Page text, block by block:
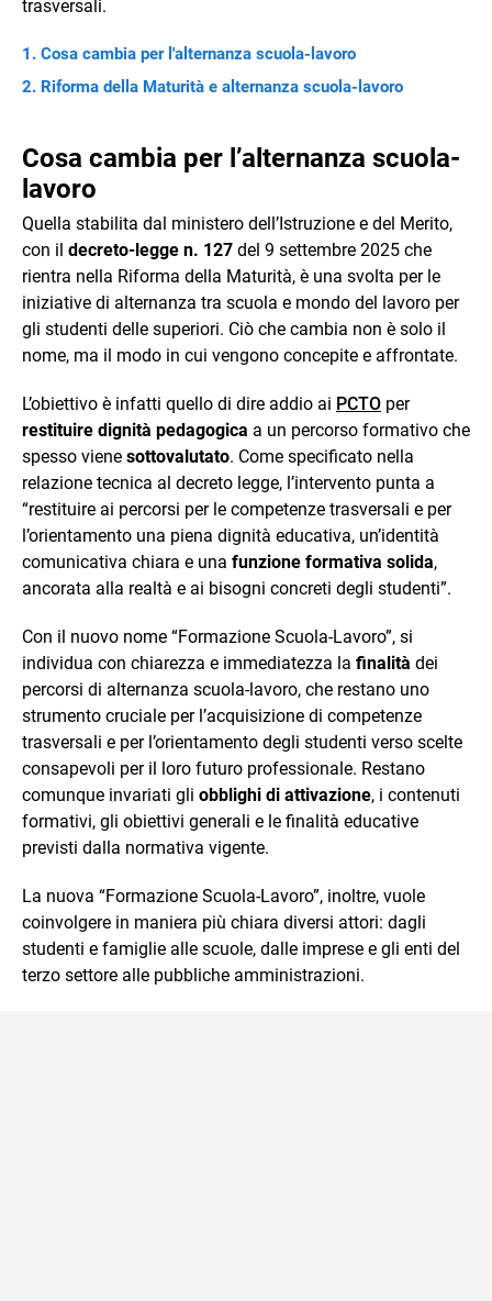
trasversali.
Cosa cambia per l'alternanza scuola-lavoro
Riforma della Maturità e alternanza scuola-lavoro
Cosa cambia per l’alternanza scuola-
lavoro
Quella stabilita dal ministero dell’Istruzione e del Merito,
con il decreto-legge n. 127 del 9 settembre 2025 che
rientra nella Riforma della Maturità, è una svolta per le
iniziative di alternanza tra scuola e mondo del lavoro per
gli studenti delle superiori. Ciò che cambia non è solo il
nome, ma il modo in cui vengono concepite e affrontate.
L’obiettivo è infatti quello di dire addio ai PCTO per
restituire dignità pedagogica a un percorso formativo che
spesso viene sottovalutato. Come specificato nella
relazione tecnica al decreto legge, l’intervento punta a
“restituire ai percorsi per le competenze trasversali e per
l’orientamento una piena dignità educativa, un’identità
comunicativa chiara e una funzione formativa solida,
ancorata alla realtà e ai bisogni concreti degli studenti”.
Con il nuovo nome “Formazione Scuola-Lavoro”, si
individua con chiarezza e immediatezza la finalità dei
percorsi di alternanza scuola-lavoro, che restano uno
strumento cruciale per l’acquisizione di competenze
trasversali e per l’orientamento degli studenti verso scelte
consapevoli per il loro futuro professionale. Restano
comunque invariati gli obblighi di attivazione, i contenuti
formativi, gli obiettivi generali e le finalità educative
previsti dalla normativa vigente.
La nuova “Formazione Scuola-Lavoro”, inoltre, vuole
coinvolgere in maniera più chiara diversi attori: dagli
studenti e famiglie alle scuole, dalle imprese e gli enti del
terzo settore alle pubbliche amministrazioni.